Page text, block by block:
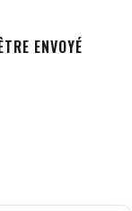
ENVOYÉ